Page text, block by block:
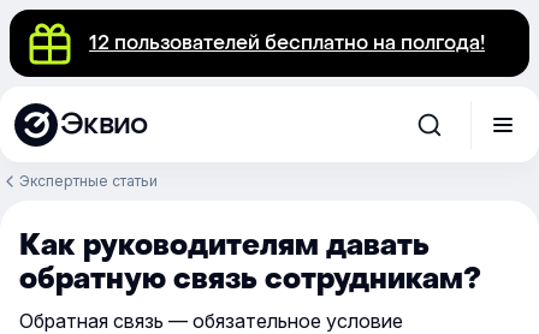
12 пользователей бесплатно на полгода!
Эквио
Экспертные статьи
Как руководителям давать
обратную связь сотрудникам?
Обратная связь — обязательное условие